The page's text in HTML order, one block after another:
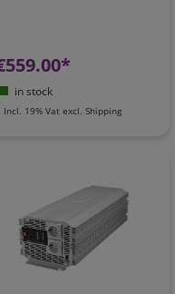
in stock
Incl. 19% Vat excl. Shipping